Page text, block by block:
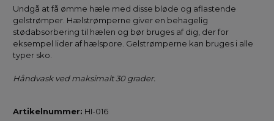
Undgå at få ømme hæle med disse bløde og aflastende
gelstrømper. Hælstrømperne giver en behagelig
stødabsorbering til hælen og bør bruges af dig, der for
eksempel lider af hælspore. Gelstrømperne kan bruges i alle
typer sko.
Håndvask ved maksimalt 30 grader.
Artikelnummer: HI-016